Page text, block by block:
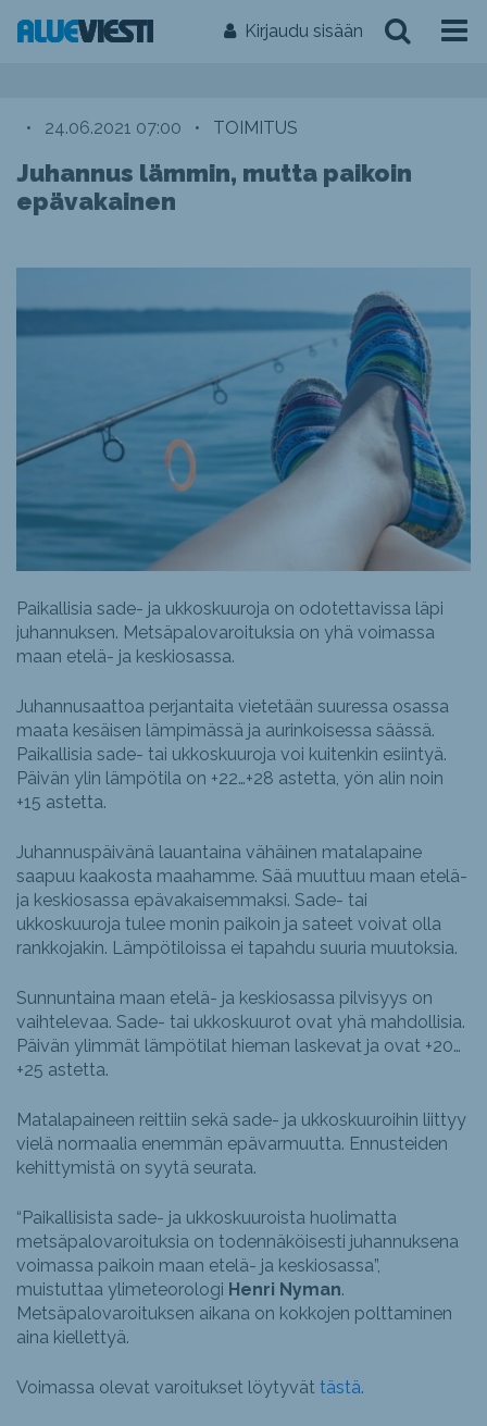
Kirjaudu sisään
• 24.06.2021 07:00 • TOIMITUS
Juhannus lämmin, mutta paikoin
epävakainen
Paikallisia sade- ja ukkoskuuroja on odotettavissa läpi
juhannuksen. Metsäpalovaroituksia on yhä voimassa
maan etelä- ja keskiosassa.
Juhannusaattoa perjantaita vietetään suuressa osassa
maata kesäisen lämpimässä ja aurinkoisessa säässä.
Paikallisia sade- tai ukkoskuuroja voi kuitenkin esiintyä.
Päivän ylin lämpötila on +22…+28 astetta, yön alin noin
+15 astetta.
Juhannuspäivänä lauantaina vähäinen matalapaine
saapuu kaakosta maahamme. Sää muuttuu maan etelä-
ja keskiosassa epävakaisemmaksi. Sade- tai
ukkoskuuroja tulee monin paikoin ja sateet voivat olla
rankkojakin. Lämpötiloissa ei tapahdu suuria muutoksia.
Sunnuntaina maan etelä- ja keskiosassa pilvisyys on
vaihtelevaa. Sade- tai ukkoskuurot ovat yhä mahdollisia.
Päivän ylimmät lämpötilat hieman laskevat ja ovat +20…
+25 astetta.
Matalapaineen reittiin sekä sade- ja ukkoskuuroihin liittyy
vielä normaalia enemmän epävarmuutta. Ennusteiden
kehittymistä on syytä seurata.
“Paikallisista sade- ja ukkoskuuroista huolimatta
metsäpalovaroituksia on todennäköisesti juhannuksena
voimassa paikoin maan etelä- ja keskiosassa”,
muistuttaa ylimeteorologi Henri Nyman.
Metsäpalovaroituksen aikana on kokkojen polttaminen
aina kiellettyä.
Voimassa olevat varoitukset löytyvät tästä.